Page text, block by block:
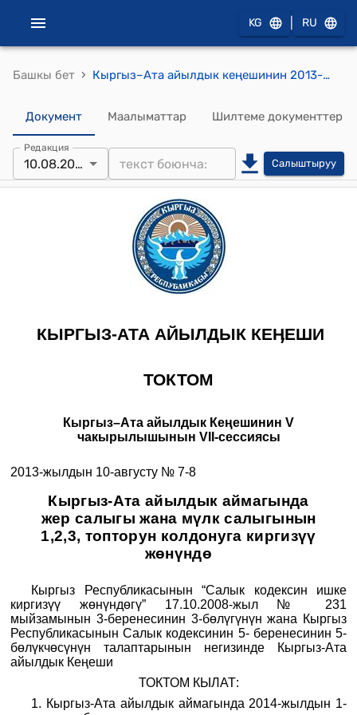
KG RU
Башкы бет › Кыргыз–Ата айылдык кеңешинин 2013-жылдын 10-августундагы № 7-8 "Кыргыз-Ата айылдык аймагында жер салыгы жана мүлк салыгынын 1,2,3, топторун колдонуга киргизүү жөнүндө" токтому
Документ Маалыматтар Шилтеме документтер
Редакция
10.08.2013 Салыштыруу